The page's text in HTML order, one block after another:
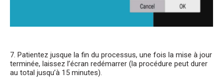
7. Patientez jusque la fin du processus, une fois la mise à jour
terminée, laissez l’écran redémarrer (la procédure peut durer
au total jusqu’à 15 minutes).